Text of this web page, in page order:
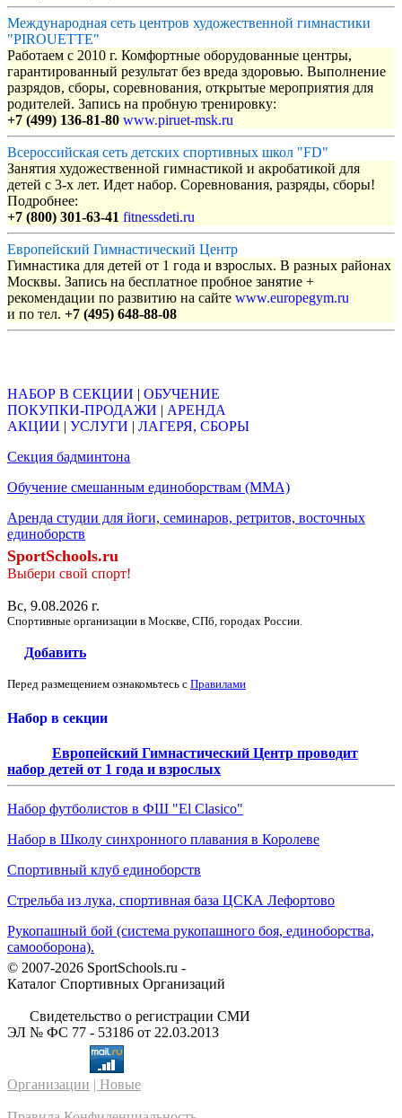
Международная сеть центров художественной гимнастики
"PIROUETTE"
Работаем с 2010 г. Комфортные оборудованные центры,
гарантированный результат без вреда здоровью. Выполнение
разрядов, сборы, соревнования, открытые мероприятия для
родителей. Запись на пробную тренировку:
+7 (499) 136-81-80 www.piruet-msk.ru
Всероссийская сеть детских спортивных школ "FD"
Занятия художественной гимнастикой и акробатикой для
детей с 3-х лет. Идет набор. Соревнования, разряды, сборы!
Подробнее:
+7 (800) 301-63-41 fitnessdeti.ru
Европейский Гимнастический Центр
Гимнастика для детей от 1 года и взрослых. В разных районах
Москвы. Запись на бесплатное пробное занятие +
рекомендации по развитию на сайте www.europegym.ru
и по тел. +7 (495) 648-88-08
НАБОР В СЕКЦИИ | ОБУЧЕНИЕ
ПОКУПКИ-ПРОДАЖИ | АРЕНДА
АКЦИИ | УСЛУГИ | ЛАГЕРЯ, СБОРЫ
Секция бадминтона
Обучение смешанным единоборствам (ММА)
Аренда студии для йоги, семинаров, ретритов, восточных
единоборств
SportSchools.ru
Выбери свой спорт!
Вс, 9.08.2026 г.
Спортивные организации в Москве, СПб, городах России.
Добавить
Перед размещением ознакомьтесь с Правилами
Набор в секции
Европейский Гимнастический Центр проводит
набор детей от 1 года и взрослых
Набор футболистов в ФШ "El Clasico"
Набор в Школу синхронного плавания в Королеве
Спортивный клуб единоборств
Стрельба из лука, спортивная база ЦСКА Лефортово
Рукопашный бой (система рукопашного боя, единоборства,
самооборона).
© 2007-2026 SportSchools.ru -
Каталог Спортивных Организаций
Свидетельство о регистрации СМИ
ЭЛ № ФС 77 - 53186 от 22.03.2013
Организации | Новые